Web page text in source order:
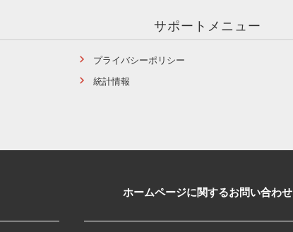
サポートメニュー
プライバシーポリシー
統計情報
ホームページに関するお問い合わせ